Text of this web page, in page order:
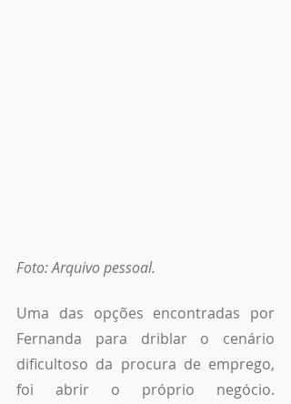
Foto: Arquivo pessoal.
Uma das opções encontradas por
Fernanda para driblar o cenário
dificultoso da procura de emprego,
foi abrir o próprio negócio.